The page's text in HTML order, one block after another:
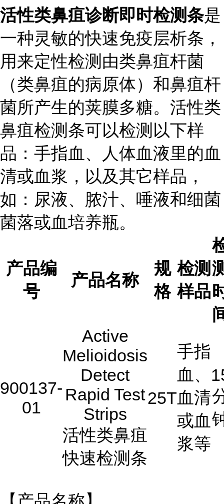
活性类鼻疽诊断即时检测条是
一种灵敏的快速免疫层析条，
用来定性检测由类鼻疽杆菌
（类鼻疽的病原体）和鼻疽杆
菌所产生的荚膜多糖。活性类
鼻疽检测条可以检测以下样
品：手指血、人体血液里的血
清或血浆，以及其它样品，
如：尿液、脓汁、唾液和细菌
菌落或血培养瓶。
产品编
号
产品名称
规
格
检测
样品
900137-
01
Active
Melioidosis
Detect
Rapid Test
Strips
活性类鼻疽
快速检测条
25T
手指
血、
血清
或血
浆等